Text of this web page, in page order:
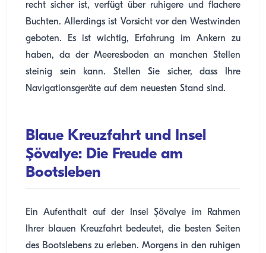
recht sicher ist, verfügt über ruhigere und flachere
Buchten. Allerdings ist Vorsicht vor den Westwinden
geboten. Es ist wichtig, Erfahrung im Ankern zu
haben, da der Meeresboden an manchen Stellen
steinig sein kann. Stellen Sie sicher, dass Ihre
Navigationsgeräte auf dem neuesten Stand sind.
Blaue Kreuzfahrt und Insel
Şövalye: Die Freude am
Bootsleben
Ein Aufenthalt auf der Insel Şövalye im Rahmen
Ihrer blauen Kreuzfahrt bedeutet, die besten Seiten
des Bootslebens zu erleben. Morgens in den ruhigen